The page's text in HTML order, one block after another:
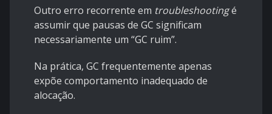
Outro erro recorrente em troubleshootingé
assumir que pausas de GC significam
necessariamente um “GC ruim”.
Na prática, GC frequentemente apenas
expõe comportamento inadequado de
alocação.